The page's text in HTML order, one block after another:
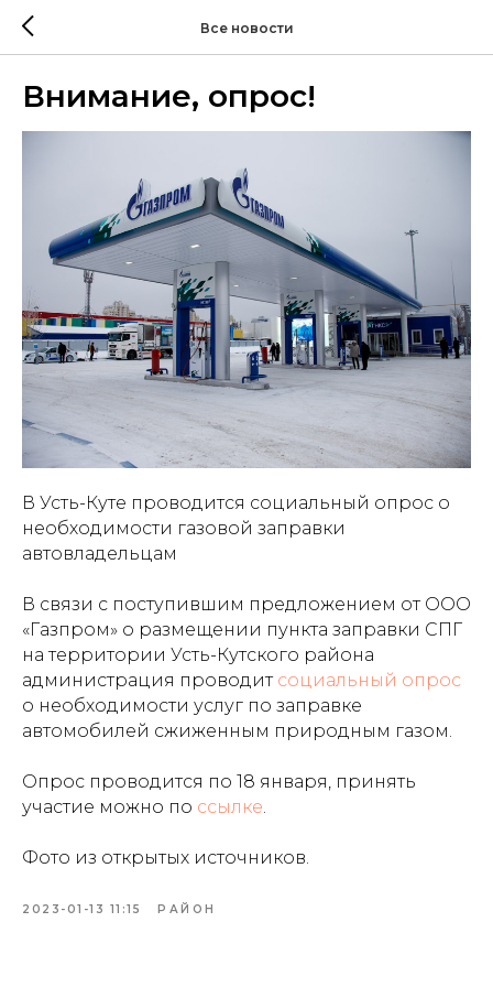
Все новости
Внимание, опрос!
В Усть-Куте проводится социальный опрос о
необходимости газовой заправки
автовладельцам
В связи с поступившим предложением от ООО
«Газпром» о размещении пункта заправки СПГ
на территории Усть-Кутского района
администрация проводит социальный опрос
о необходимости услуг по заправке
автомобилей сжиженным природным газом.
Опрос проводится по 18 января, принять
участие можно по ссылке.
Фото из открытых источников.
2023-01-13 11:15 РАЙОН